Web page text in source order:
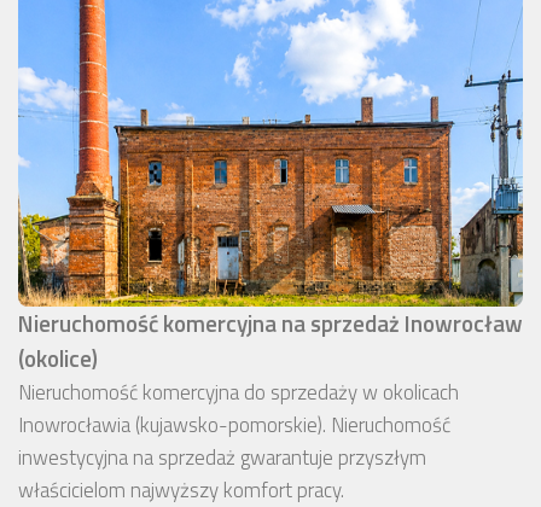
Nieruchomość komercyjna na sprzedaż Inowrocław
(okolice)
Nieruchomość komercyjna do sprzedaży w okolicach
Inowrocławia (kujawsko-pomorskie). Nieruchomość
inwestycyjna na sprzedaż gwarantuje przyszłym
właścicielom najwyższy komfort pracy.